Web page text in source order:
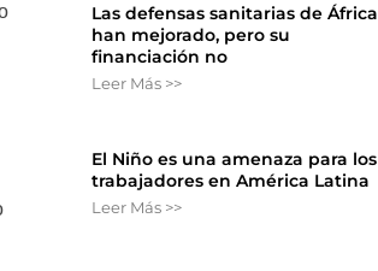
Las defensas sanitarias de África
han mejorado, pero su
financiación no
Leer Más >>
El Niño es una amenaza para los
trabajadores en América Latina
Leer Más >>